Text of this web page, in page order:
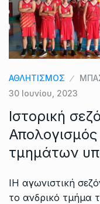
ΑΘΛΗΤΙΣΜΟΣ
30 Ιουνίου, 2023
Ιστορική
τμημάτων
ΙΗ αγωνιστική
το ανδρικό τμήμα